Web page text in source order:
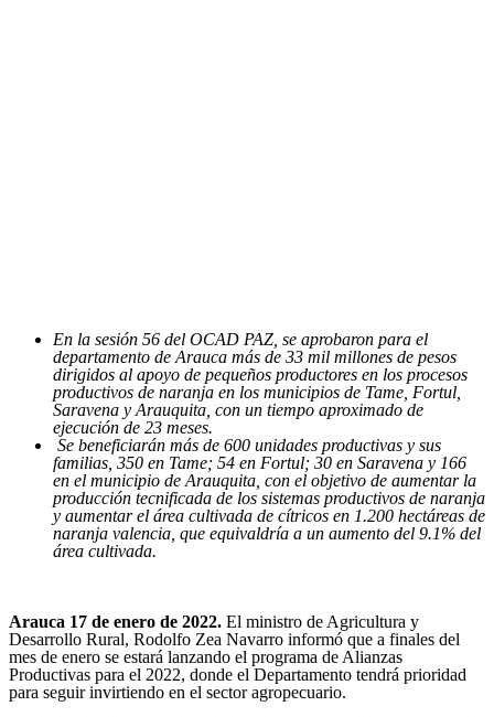
En la sesión 56 del OCAD PAZ, se aprobaron para el
departamento de Arauca más de 33 mil millones de pesos
dirigidos al apoyo de pequeños productores en los procesos
productivos de naranja en los municipios de Tame, Fortul,
Saravena y Arauquita, con un tiempo aproximado de
ejecución de 23 meses.
Se beneficiarán más de 600 unidades productivas y sus
familias, 350 en Tame; 54 en Fortul; 30 en Saravena y 166
en el municipio de Arauquita, con el objetivo de aumentar la
producción tecnificada de los sistemas productivos de naranja
y aumentar el área cultivada de cítricos en 1.200 hectáreas de
naranja valencia, que equivaldría a un aumento del 9.1% del
área cultivada.
Arauca 17 de enero de 2022. El ministro de Agricultura y
Desarrollo Rural, Rodolfo Zea Navarro informó que a finales del
mes de enero se estará lanzando el programa de Alianzas
Productivas para el 2022, donde el Departamento tendrá prioridad
para seguir invirtiendo en el sector agropecuario.